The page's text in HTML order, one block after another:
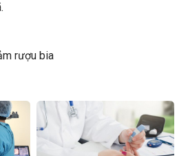
rượu bia